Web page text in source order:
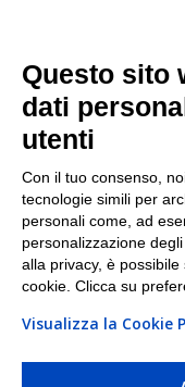
I nostri punti di
Torino|Milano|
PI/CF/N°Iscr.:
Questo sito
dati
utenti
Con il tuo consenso,
tecnologie simili per
personali come, ad
personalizzazione
alla privacy, è
cookie. Clicca su
Visualizza la Cookie